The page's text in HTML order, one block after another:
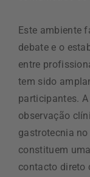
Este ambiente
debate e o
entre
tem sido
participantes.
observação
gastrotecnia no
constituem
contacto direto